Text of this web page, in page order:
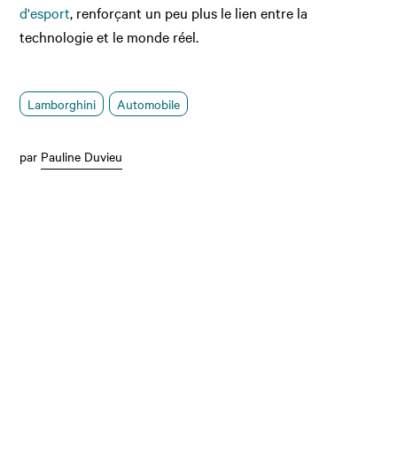
d'esport, renforçant un peu plus le lien entre la
technologie et le monde réel.
Lamborghini Automobile
par Pauline Duvieu